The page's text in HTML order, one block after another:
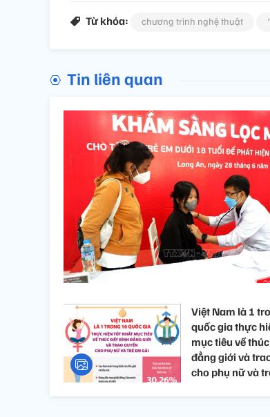
Từ khóa: chương trình nghệ thuật
Tin liên quan
Việt Nam là 1
quốc gia thực
mục tiêu về
đẳng giới và
cho phụ nữ và